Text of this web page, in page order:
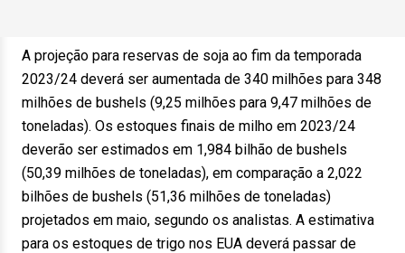
A projeção para reservas de soja ao fim da temporada
2023/24 deverá ser aumentada de 340 milhões para 348
milhões de bushels (9,25 milhões para 9,47 milhões de
toneladas). Os estoques finais de milho em 2023/24
deverão ser estimados em 1,984 bilhão de bushels
(50,39 milhões de toneladas), em comparação a 2,022
bilhões de bushels (51,36 milhões de toneladas)
projetados em maio, segundo os analistas. A estimativa
para os estoques de trigo nos EUA deverá passar de